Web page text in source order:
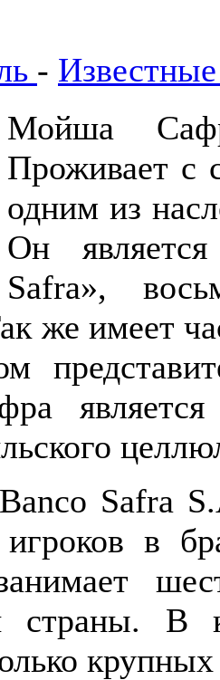
-
Мойша
Проживает с
одним из
Он
Safra»,
же имеет
является
Safra
в
страны. В